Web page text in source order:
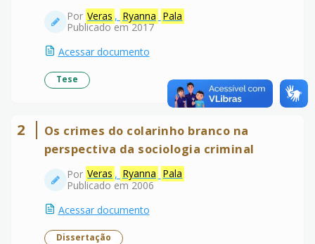
Por Veras , Ryanna Pala
Publicado em 2017
Acessar documento
Tese
2
Os crimes do colarinho branco na
perspectiva da sociologia criminal
Por Veras , Ryanna Pala
Publicado em 2006
Acessar documento
Dissertação